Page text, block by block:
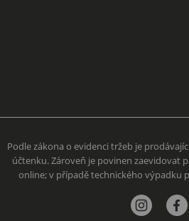
Podle zákona o evidenci tržeb je
účtenku. Zároveň je povinen zaevidovat
online; v případě technického výpadku